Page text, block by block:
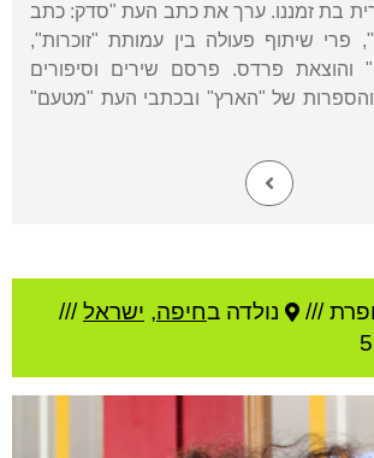
בת זמננו. ערך את כתב העת "סדק: כתב
פרי שיתוף פעולה בין עמותת "זוכרות",
והוצאת פרדס. פרסם שירים וסיפורים
של "הארץ" ובכתבי העת "מטעם"
/// נולדה בחיפה, ישראל///